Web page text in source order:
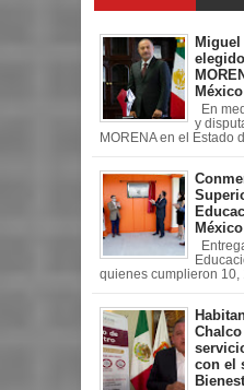
México
En
y
MORENA en el Estado
quienes cumplieron 10,
con el